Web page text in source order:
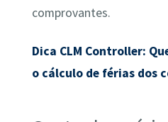
comprovantes.
Dica CLM Controller:
o cálculo de férias dos